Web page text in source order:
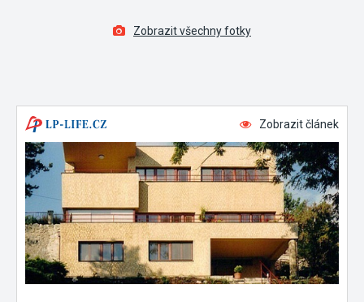
Zobrazit všechny fotky
Zobrazit článek